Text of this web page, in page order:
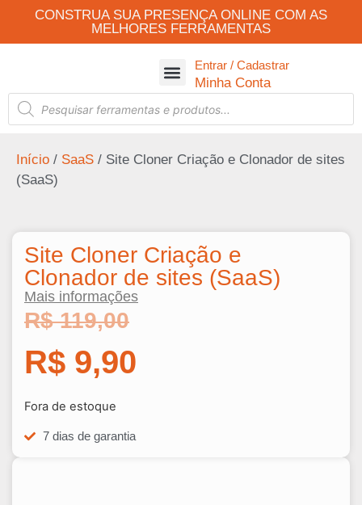
CONSTRUA SUA PRESENÇA ONLINE COM AS
MELHORES FERRAMENTAS
Entrar / Cadastrar
Minha Conta
Início / SaaS / Site Cloner Criação e Clonador de sites
(SaaS)
Site Cloner Criação e
Clonador de sites (SaaS)
Mais informações
R$119,00
R$ 9,90
Fora de estoque
7 dias de garantia